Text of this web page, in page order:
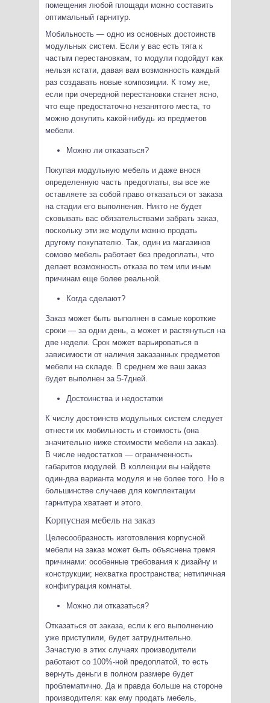
помещения любой площади можно составить
оптимальный гарнитур.
Мобильность — одно из основных достоинств
модульных систем. Если у вас есть тяга к
частым перестановкам, то модули подойдут как
нельзя кстати, давая вам возможность каждый
раз создавать новые композиции. К тому же,
если при очередной перестановки станет ясно,
что еще предостаточно незанятого места, то
можно докупить какой-нибудь из предметов
мебели.
Можно ли отказаться?
Покупая модульную мебель и даже внося
определенную часть предоплаты, вы все же
оставляете за собой право отказаться от заказа
на стадии его выполнения. Никто не будет
сковывать вас обязательствами забрать заказ,
поскольку эти же модули можно продать
другому покупателю. Так, один из магазинов
сомово мебель работает без предоплаты, что
делает возможность отказа по тем или иным
причинам еще более реальной.
Когда сделают?
Заказ может быть выполнен в самые короткие
сроки — за одни день, а может и растянуться на
две недели. Срок может варьироваться в
зависимости от наличия заказанных предметов
мебели на складе. В среднем же ваш заказ
будет выполнен за 5-7дней.
Достоинства и недостатки
К числу достоинств модульных систем следует
отнести их мобильность и стоимость (она
значительно ниже стоимости мебели на заказ).
В числе недостатков — ограниченность
габаритов модулей. В коллекции вы найдете
один-два варианта модуля и не более того. Но в
большинстве случаев для комплектации
гарнитура хватает и этого.
Корпусная мебель на заказ
Целесообразность изготовления корпусной
мебели на заказ может быть объяснена тремя
причинами: особенные требования к дизайну и
конструкции; нехватка пространства; нетипичная
конфигурация комнаты.
Можно ли отказаться?
Отказаться от заказа, если к его выполнению
уже приступили, будет затруднительно.
Зачастую в этих случаях производители
работают со 100%-ной предоплатой, то есть
вернуть деньги в полном размере будет
проблематично. Да и правда больше на стороне
производителя: как ему продать мебель,